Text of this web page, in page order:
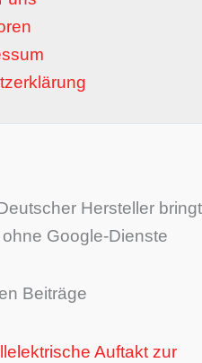
Hersteller bringt
Google-Dienste
Beiträge
Auftakt zur